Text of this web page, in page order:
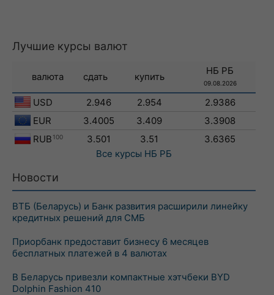
Лучшие курсы валют
валюта сдать купить
НБ РБ
09.08.2026
USD 2.946 2.954
2.9386
EUR
3.4005 3.409
3.3908
RUB 100 3.501 3.51
3.6365
Все курсы НБ РБ
Новости
ВТБ (Беларусь) и Банк развития расширили линейку
кредитных решений для СМБ
Приорбанк предоставит бизнесу 6 месяцев
бесплатных платежей в 4 валютах
В Беларусь привезли компактные хэтчбеки BYD
Dolphin Fashion 410